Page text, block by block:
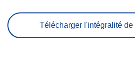
Télécharger l'intégralité